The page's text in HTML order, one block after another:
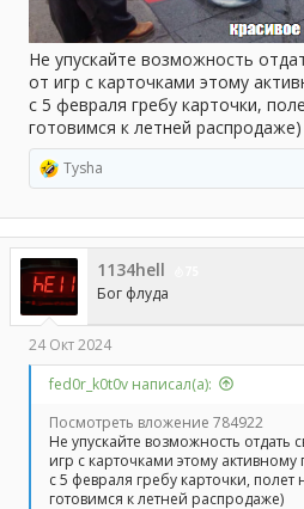
Не упускайте возможность
от игр с карточками этому
с 5 февраля гребу карточки,
готовимся к летней распродаже)
Р
е
а
к
ц
и
и
:
Tysha
1134hell
Бог флуда
24 Окт 2024
fed0r_k0t0v написал(а):
Посмотреть вложение 784922
Не упускайте возможность
игр с карточками этому
с 5 февраля гребу карточки,
готовимся к летней распродаже)